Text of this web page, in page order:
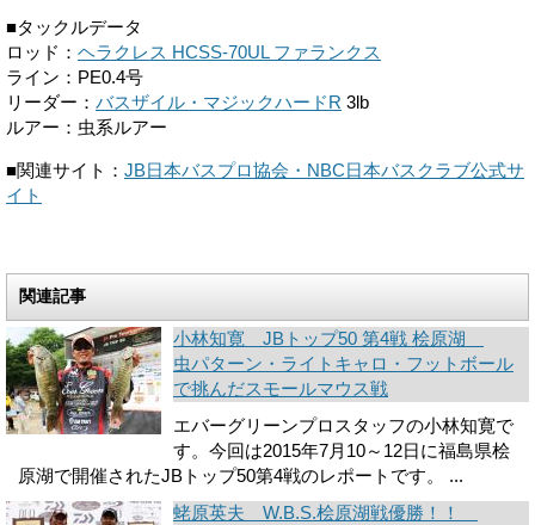
■タックルデータ
ロッド： ヘラクレス HCSS-70UL ファランクス
ライン：PE0.4号
リーダー： バスザイル・マジックハードR 3lb
ルアー：虫系ルアー
■関連サイト： JB日本バスプロ協会・NBC日本バスクラブ公式サ
イト
関連記事
小林知寛 JBトップ50 第4戦 桧原湖
虫パターン・ライトキャロ・フットボール
で挑んだスモールマウス戦
エバーグリーンプロスタッフの小林知寛で
す。今回は2015年7月10～12日に福島県桧
原湖で開催されたJBトップ50第4戦のレポートです。 ...
蛯原英夫 W.B.S.桧原湖戦優勝！！